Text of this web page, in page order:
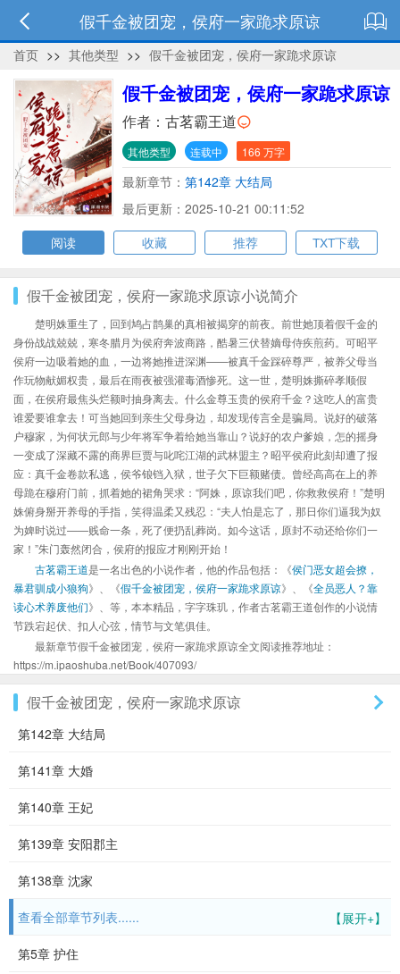
假千金被团宠，侯府一家跪求原谅
首页 >> 其他类型 >> 假千金被团宠，侯府一家跪求原谅
假千金被团宠，侯府一家跪求原谅
作者： 古茗霸王道
其他类型 连载中 166 万字
最新章节： 第142章 大结局
最后更新：2025-10-21 00:11:52
阅读
收藏 推荐 TXT下载
假千金被团宠，侯府一家跪求原谅小说简介
楚明姝重生了，回到鸠占鹊巢的真相被揭穿的前夜。前世她顶着假千金的
身份战战兢兢，寒冬腊月为侯府奔波商路，酷暑三伏替嫡母侍疾煎药。可昭平
侯府一边吸着她的血，一边将她推进深渊——被真千金踩碎尊严，被养父母当
作玩物献媚权贵，最后在雨夜被强灌毒酒惨死。这一世，楚明姝撕碎孝顺假
面，在侯府最焦头烂额时抽身离去。什么金尊玉贵的侯府千金？这吃人的富贵
谁爱要谁拿去！可当她回到亲生父母身边，却发现传言全是骗局。说好的破落
户穆家，为何状元郎与少年将军争着给她当靠山？说好的农户爹娘，怎的摇身
一变成了深藏不露的商界巨贾与叱咤江湖的武林盟主？昭平侯府此刻却遭了报
应：真千金卷款私逃，侯爷锒铛入狱，世子欠下巨额赌债。曾经高高在上的养
母跪在穆府门前，抓着她的裙角哭求：“阿姝，原谅我们吧，你救救侯府！”楚明
姝俯身掰开养母的手指，笑得温柔又残忍：“夫人怕是忘了，那日你们逼我为奴
为婢时说过——贱命一条，死了便扔乱葬岗。如今这话，原封不动还给你们一
家！”朱门轰然闭合，侯府的报应才刚刚开始！
古茗霸王道是一名出色的小说作者，他的作品包括：《侯门恶女超会撩，
暴君驯成小狼狗》、《假千金被团宠，侯府一家跪求原谅》、《全员恶人？靠
读心术养废他们》、等，本本精品，字字珠玑，作者古茗霸王道创作的小说情
节跌宕起伏、扣人心弦，情节与文笔俱佳。
最新章节假千金被团宠，侯府一家跪求原谅全文阅读推荐地址：
https://m.ipaoshuba.net/Book/407093/
假千金被团宠，侯府一家跪求原谅
第142章 大结局
第141章 大婚
第140章 王妃
第139章 安阳郡主
第138章 沈家
【展开+】
查看全部章节列表......
第5章 护住